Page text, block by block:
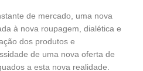
de mercado, uma nova
à nova roupagem, dialética e
dos produtos e
de uma nova oferta de
a esta nova realidade.